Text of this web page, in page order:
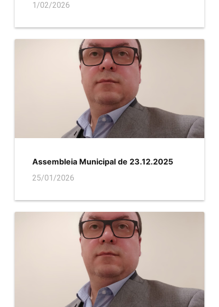
1/02/2026
Assembleia Municipal de 23.12.2025
25/01/2026